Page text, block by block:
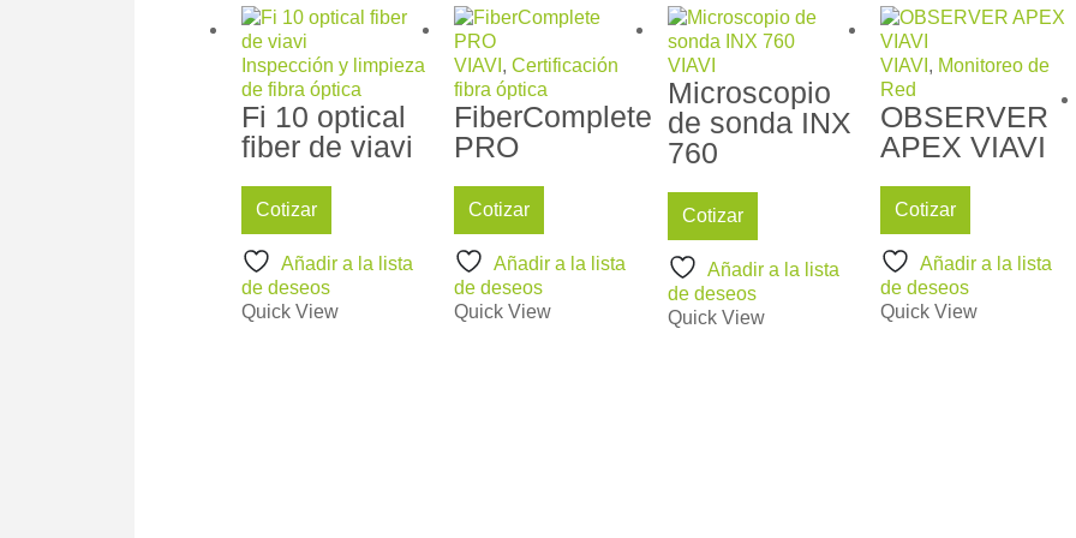
Inspección y limpieza
de fibra óptica
Fi 10 optical
fiber de viavi
Cotizar
Añadir a la lista
de deseos
Quick View
VIAVI ,Certificación
fibra óptica
FiberComplete
PRO
Cotizar
Añadir a la lista
de deseos
Quick View
VIAVI
Microscopio
de sonda INX
760
Cotizar
Añadir a la lista
de deseos
Quick View
VIAVI , Monitoreo de
Red
OBSERVER
APEX VIAVI
Cotizar
Añadir a la lista
de deseos
Quick View